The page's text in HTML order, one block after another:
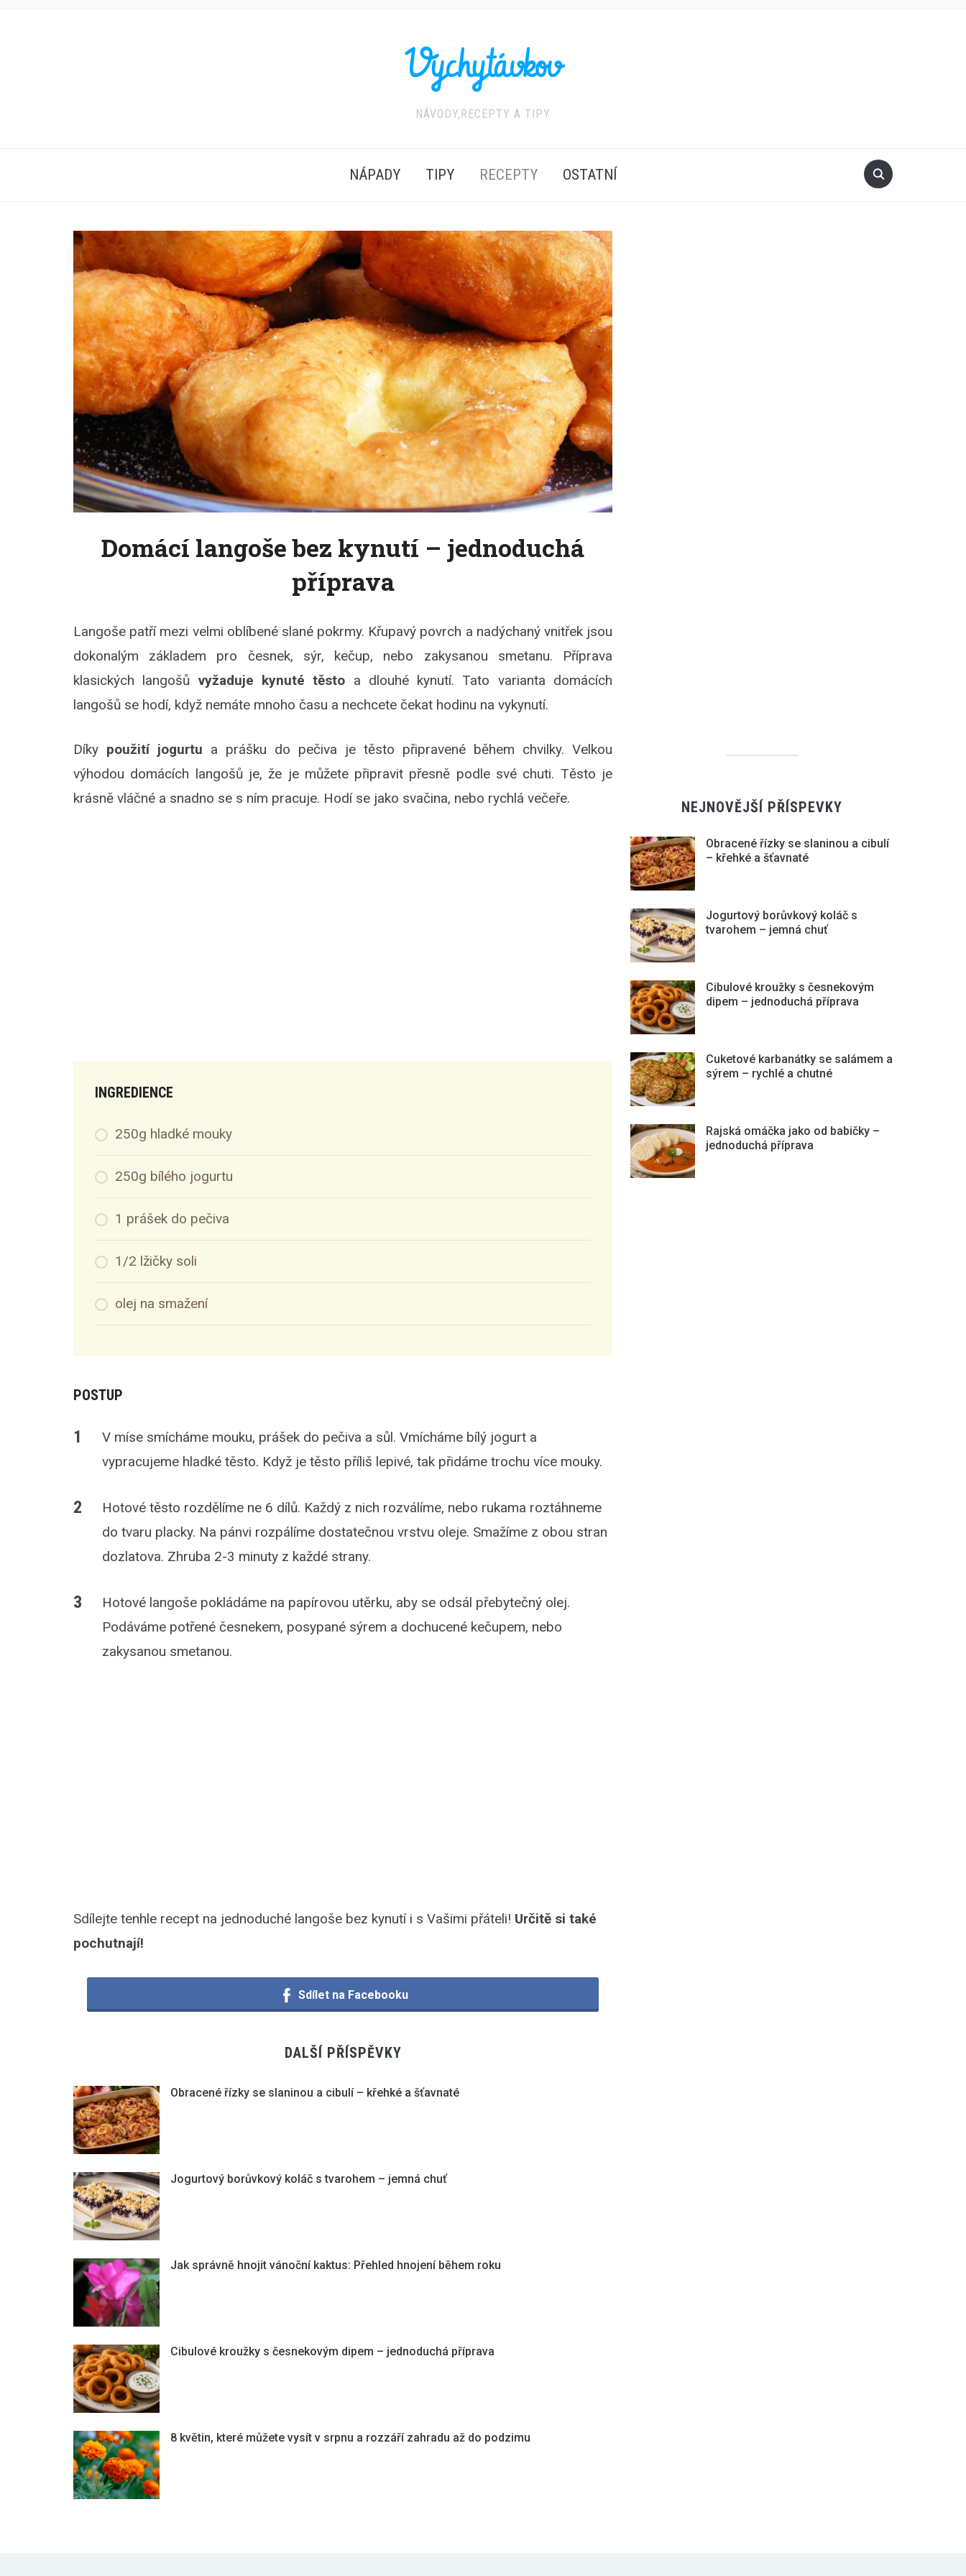
NÁVODY,RECEPTY A TIPY
NÁPADY TIPY RECEPTY OSTATNÍ
Domácí langoše bez kynutí – jednoduchá
příprava
Langoše patří mezi velmi oblíbené slané pokrmy. Křupavý povrch a nadýchaný vnitřek jsou
dokonalým základem pro česnek, sýr, kečup, nebo zakysanou smetanu. Příprava
klasických langošů vyžaduje kynuté těsto a dlouhé kynutí. Tato varianta domácích
langošů se hodí, když nemáte mnoho času a nechcete čekat hodinu na vykynutí.
Díky použití jogurtu a prášku do pečiva je těsto připravené během chvilky. Velkou
výhodou domácích langošů je, že je můžete připravit přesně podle své chuti. Těsto je
krásně vláčné a snadno se s ním pracuje. Hodí se jako svačina, nebo rychlá večeře.
INGREDIENCE
250g hladké mouky
250g bílého jogurtu
1 prášek do pečiva
1/2 lžičky soli
olej na smažení
POSTUP
V míse smícháme mouku, prášek do pečiva a sůl. Vmícháme bílý jogurt a
vypracujeme hladké těsto. Když je těsto příliš lepivé, tak přidáme trochu více mouky.
Hotové těsto rozdělíme ne 6 dílů. Každý z nich rozválíme, nebo rukama roztáhneme
do tvaru placky. Na pánvi rozpálíme dostatečnou vrstvu oleje. Smažíme z obou stran
dozlatova. Zhruba 2-3 minuty z každé strany.
Hotové langoše pokládáme na papírovou utěrku, aby se odsál přebytečný olej.
Podáváme potřené česnekem, posypané sýrem a dochucené kečupem, nebo
zakysanou smetanou.
Sdílejte tenhle recept na jednoduché langoše bez kynutí i s Vašimi přáteli! Určitě si také
pochutnají!
Sdílet na Facebooku
DALŠÍ PŘÍSPĚVKY
Obracené řízky se slaninou a cibulí – křehké a šťavnaté
Jogurtový borůvkový koláč s tvarohem – jemná chuť
Jak správně hnojit vánoční kaktus: Přehled hnojení během roku
Cibulové kroužky s česnekovým dipem – jednoduchá příprava
8 květin, které můžete vysít v srpnu a rozzáří zahradu až do podzimu
NEJNOVĚJŠÍ PŘÍSPEVKY
Obracené řízky se slaninou a cibulí
– křehké a šťavnaté
Jogurtový borůvkový koláč s
tvarohem – jemná chuť
Cibulové kroužky s česnekovým
dipem – jednoduchá příprava
Cuketové karbanátky se salámem a
sýrem – rychlé a chutné
Rajská omáčka jako od babičky –
jednoduchá příprava